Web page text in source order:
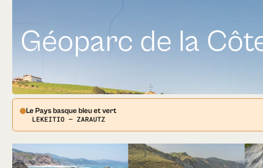
Géoparc de la
Le Pays basque bleu et vert
LEKEITIO — ZARAUTZ